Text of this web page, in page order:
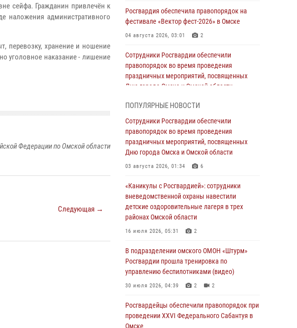
сейфа. Гражданин привлечён к
наложения административного
перевозку, хранение и ношение
уголовное наказание - лишение
Федерации по Омской области
Следующая →
Росгвардия обеспечила правопорядок на
фестивале «Вектор фест-2026» в Омске
04 августа 2026, 03:01 2
Сотрудники Росгвардии обеспечили
правопорядок во время проведения
праздничных мероприятий, посвященных
Дню города Омска и Омской области
Всероссийская акция «Каникулы с
Росгвардией» продолжается в Омской
области
31 июля 2026, 09:22 1
Росгвардии прошла тренировка по
управлению беспилотниками (видео)
30 июля 2026, 04:39 2 2
Росгвардия обеспечила безопасность
Победы» в Омске
29 июля 2026, 01:49 2
Росгвардейцы приняли участие в крестном
28 июля 2026, 01:44 6
ПОПУЛЯРНЫЕ НОВОСТИ
Сотрудники Росгвардии обеспечили
правопорядок во время проведения
праздничных мероприятий, посвященных
Дню города Омска и Омской области
03 августа 2026, 01:34 6
«Каникулы с Росгвардией»: сотрудники
вневедомственной охраны навестили
детские оздоровительные лагеря в трех
районах Омской области
16 июля 2026, 05:31 2
В подразделении омского ОМОН «Штурм»
Росгвардии прошла тренировка по
управлению беспилотниками (видео)
30 июля 2026, 04:39 2 2
Росгвардейцы обеcпечили правопорядок при
проведении XXVI Федерального Сабантуя в
Омске